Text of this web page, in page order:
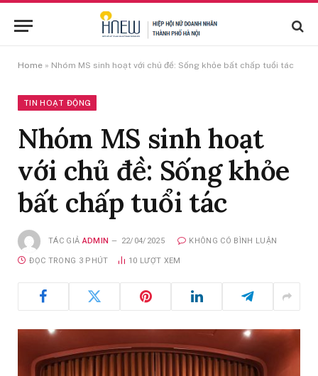
Home » Nhóm MS sinh hoạt với chủ đề: Sống khỏe bất chấp tuổi tác
TIN HOẠT ĐỘNG
Nhóm MS sinh hoạt
với chủ đề: Sống khỏe
bất chấp tuổi tác
TÁC GIẢ ADMIN 22/04/2025 KHÔNG CÓ BÌNH LUẬN
ĐỌC TRONG 3 PHÚT 10 LƯỢT XEM